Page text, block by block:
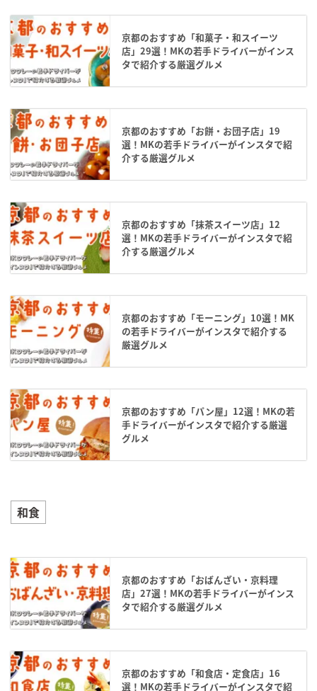
京都のおすすめ「和菓子・和スイーツ
店」29選！MKの若手ドライバーがインス
タで紹介する厳選グルメ
京都のおすすめ「お餅・お団子店」19
選！MKの若手ドライバーがインスタで紹
介する厳選グルメ
京都のおすすめ「抹茶スイーツ店」12
選！MKの若手ドライバーがインスタで紹
介する厳選グルメ
京都のおすすめ「モーニング」10選！MK
の若手ドライバーがインスタで紹介する
厳選グルメ
京都のおすすめ「パン屋」12選！MKの若
手ドライバーがインスタで紹介する厳選
グルメ
和食
京都のおすすめ「おばんざい・京料理
店」27選！MKの若手ドライバーがインス
タで紹介する厳選グルメ
京都のおすすめ「和食店・定食店」16
選！MKの若手ドライバーがインスタで紹